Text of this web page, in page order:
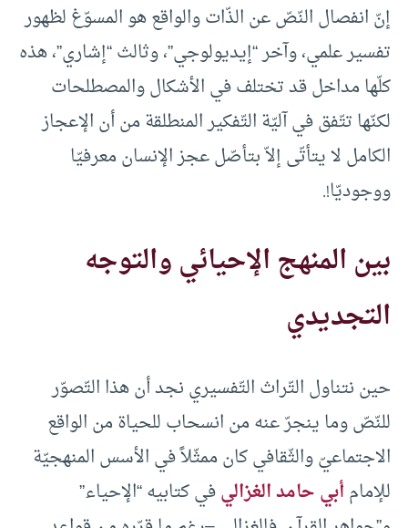
إنّ انفصال النّصّ عن الذّات والواقع هو المسوّغ لظهور
تفسير علمي، وآخر “إيديولوجي”، وثالث “إشاري”، هذه
كلّها مداخل قد تختلف في الأشكال والمصطلحات
لكنّها تتّفق في آليّة التّفكير المنطلقة من أن الإعجاز
الكامل لا يتأتّى إلاّ بتأصّل عجز الإنسان معرفيّا
ووجوديّا!.
بين المنهج الإحيائي والتوجه
التجديدي
حين نتناول التّراث التّفسيري نجد أن هذا التّصوّر
للنّصّ وما ينجرّ عنه من انسحاب للحياة من الواقع
الاجتماعيّ والثّقافي كان ممثّلاً في الأسس المنهجيّة
للإمامأبي حامد الغزاليفي كتابيه “الإحياء”